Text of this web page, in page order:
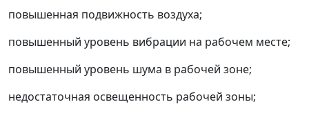
повышенная подвижность воздуха;
повышенный уровень вибрации на рабочем месте;
повышенный уровень шума в рабочей зоне;
недостаточная освещенность рабочей зоны;